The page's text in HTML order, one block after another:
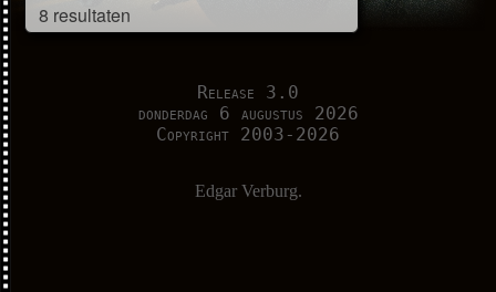
8 resultaten
Release 3.0
donderdag 6 augustus 2026
Copyright 2003-2026
Edgar Verburg.